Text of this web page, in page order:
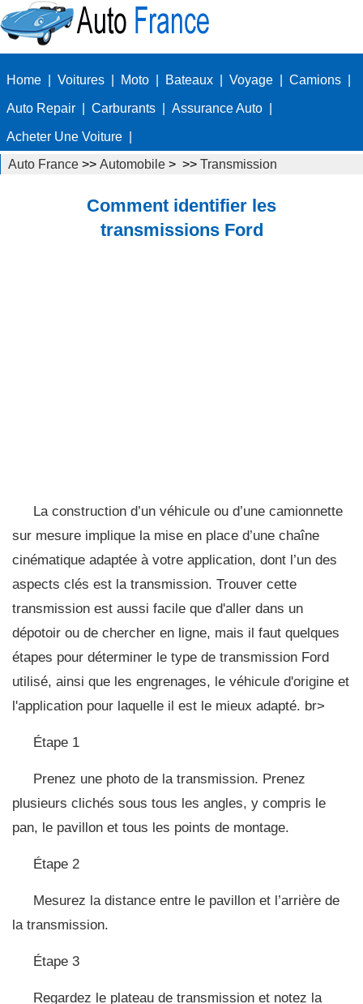
Home Voitures Moto Bateaux Voyage Camions
Auto Repair Carburants Assurance Auto
Acheter Une Voiture
Auto France >> Automobile > >> Transmission
Comment identifier les
transmissions Ford
La construction d’un véhicule ou d’une camionnette
sur mesure implique la mise en place d’une chaîne
cinématique adaptée à votre application, dont l’un des
aspects clés est la transmission. Trouver cette
transmission est aussi facile que d'aller dans un
dépotoir ou de chercher en ligne, mais il faut quelques
étapes pour déterminer le type de transmission Ford
utilisé, ainsi que les engrenages, le véhicule d'origine et
l'application pour laquelle il est le mieux adapté. br>
Étape 1
Prenez une photo de la transmission. Prenez
plusieurs clichés sous tous les angles, y compris le
pan, le pavillon et tous les points de montage.
Étape 2
Mesurez la distance entre le pavillon et l’arrière de
la transmission.
Étape 3
Regardez le plateau de transmission et notez la